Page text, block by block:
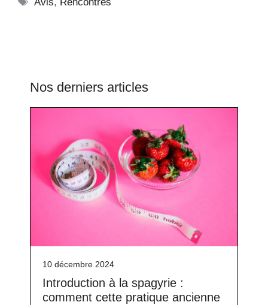
Nos derniers articles
10 décembre 2024
Introduction à la spagyrie :
comment cette pratique ancienne